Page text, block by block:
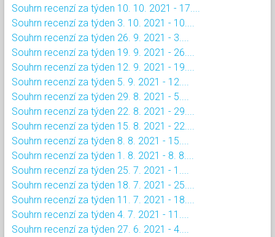
Souhrn recenzí za týden 10. 10. 2021 - 17....
Souhrn recenzí za týden 3. 10. 2021 - 10....
Souhrn recenzí za týden 26. 9. 2021 - 3....
Souhrn recenzí za týden 19. 9. 2021 - 26....
Souhrn recenzí za týden 12. 9. 2021 - 19....
Souhrn recenzí za týden 5. 9. 2021 - 12....
Souhrn recenzí za týden 29. 8. 2021 - 5....
Souhrn recenzí za týden 22. 8. 2021 - 29....
Souhrn recenzí za týden 15. 8. 2021 - 22....
Souhrn recenzí za týden 8. 8. 2021 - 15....
Souhrn recenzí za týden 1. 8. 2021 - 8. 8....
Souhrn recenzí za týden 25. 7. 2021 - 1....
Souhrn recenzí za týden 18. 7. 2021 - 25....
Souhrn recenzí za týden 11. 7. 2021 - 18....
Souhrn recenzí za týden 4. 7. 2021 - 11....
Souhrn recenzí za týden 27. 6. 2021 - 4....